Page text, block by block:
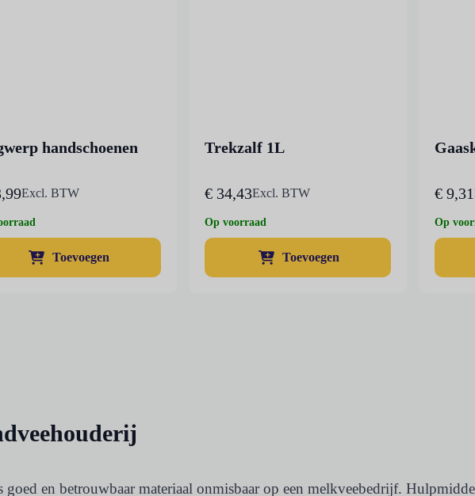
handschoenen
Excl. BTW
Toevoegen
Trekzalf 1L
€34,43Excl. BTW
Op voorraad
Toevoegen
€ 9,31
Op
en betrouwbaar materiaal onmisbaar op een melkveebedrijf.